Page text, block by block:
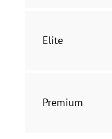
Elite
Premium